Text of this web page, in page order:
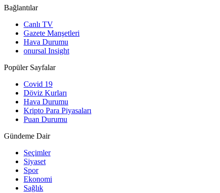
Bağlantılar
Canlı TV
Gazete Manşetleri
Hava Durumu
onursal Insight
Popüler Sayfalar
Covid 19
Döviz Kurları
Hava Durumu
Kripto Para Piyasaları
Puan Durumu
Gündeme Dair
Seçimler
Siyaset
Spor
Ekonomi
Sağlık